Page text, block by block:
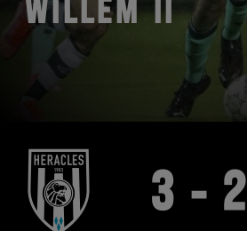
WILLEM II
3 - 2